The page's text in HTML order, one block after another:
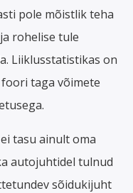
pole mõistlik teha
rohelise tule
Liiklusstatistikas on
taga võimete
tasu ainult oma
autojuhtidel tulnud
sõidukijuht